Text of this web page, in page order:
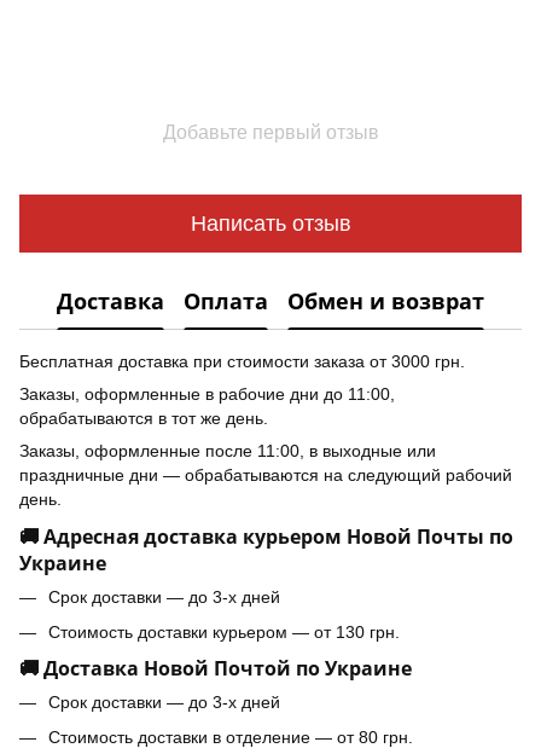
Добавьте первый отзыв
Написать отзыв
Доставка Оплата Обмен и возврат
Бесплатная доставка при стоимости заказа от 3000 грн.
Заказы, оформленные в рабочие дни до 11:00,
обрабатываются в тот же день.
Заказы, оформленные после 11:00, в выходные или
праздничные дни — обрабатываются на следующий рабочий
день.
🚚 Адресная доставка курьером Новой Почты по
Украине
Срок доставки — до 3-х дней
Стоимость доставки курьером — от 130 грн.
🚚 Доставка Новой Почтой по Украине
Срок доставки — до 3-х дней
Стоимость доставки в отделение — от 80 грн.